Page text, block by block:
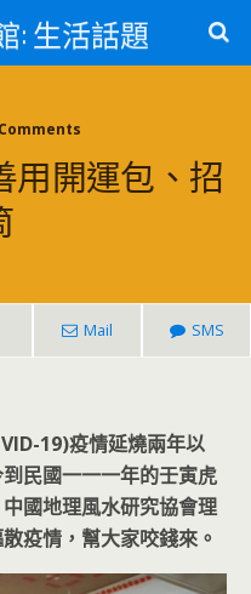
: 生活話題
用開運包、招
Mail SMS
19)疫情延燒兩年以
民國一一一年的壬寅虎
國地理風水研究協會理
疫情，幫大家咬錢來。